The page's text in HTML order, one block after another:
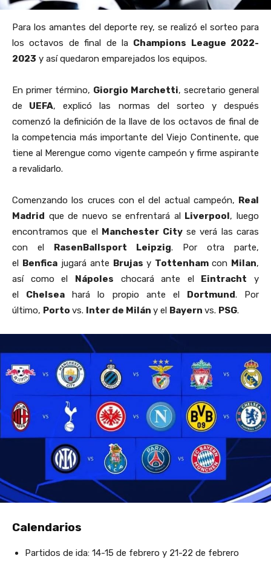
Para los amantes del deporte rey, se realizó el sorteo para
los octavos de final de la Champions League 2022-
2023 y así quedaron emparejados los equipos.
En primer término, Giorgio Marchetti, secretario general
de UEFA, explicó las normas del sorteo y después
comenzó la definición de la llave de los octavos de final de
la competencia más importante del Viejo Continente, que
tiene al Merengue como vigente campeón y firme aspirante
a revalidarlo.
Comenzando los cruces con el del actual campeón, Real
Madrid que de nuevo se enfrentará al Liverpool, luego
encontramos que el Manchester Cityse verá las caras
con el RasenBallsport Leipzig. Por otra parte,
el Benficajugará ante Brujas y Tottenhamcon Milan,
así como el Nápoles chocará ante el Eintracht y
el Chelsea hará lo propio ante el Dortmund. Por
último, Porto vs. Inter de Milán y el Bayern vs. PSG.
Calendarios
Partidos de ida: 14-15 de febrero y 21-22 de febrero